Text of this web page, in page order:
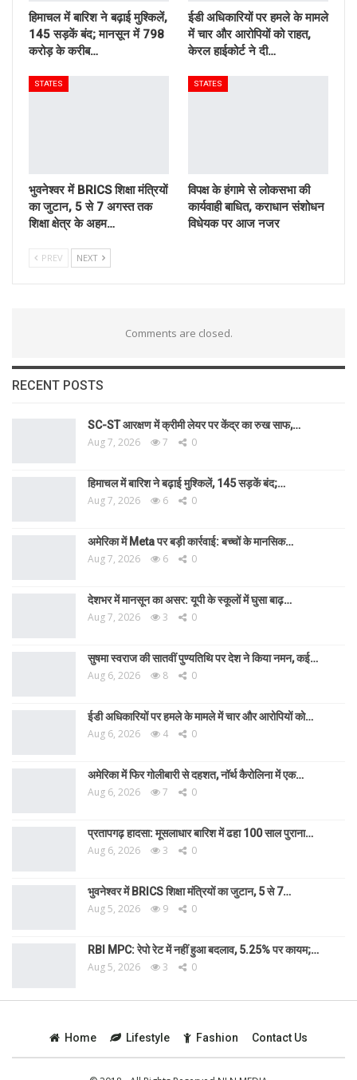
हिमाचल में बारिश ने बढ़ाई मुश्किलें,
145 सड़कें बंद; मानसून में 798
करोड़ के करीब…
ईडी अधिकारियों पर हमले के मामले
में चार और आरोपियों को राहत,
केरल हाईकोर्ट ने दी…
STATES
भुवनेश्वर में BRICS शिक्षा मंत्रियों
का जुटान, 5 से 7 अगस्त तक
शिक्षा क्षेत्र के अहम…
STATES
विपक्ष के हंगामे से लोकसभा की
कार्यवाही बाधित, कराधान संशोधन
विधेयक पर आज नजर
PREV NEXT
Comments are closed.
RECENT POSTS
SC-ST आरक्षण में क्रीमी लेयर पर केंद्र का रुख साफ,…
Aug 7, 2026 7 0
हिमाचल में बारिश ने बढ़ाई मुश्किलें, 145 सड़कें बंद;…
Aug 7, 2026 6 0
अमेरिका में Meta पर बड़ी कार्रवाई: बच्चों के मानसिक…
Aug 7, 2026 6 0
देशभर में मानसून का असर: यूपी के स्कूलों में घुसा बाढ़…
Aug 7, 2026 3 0
सुषमा स्वराज की सातवीं पुण्यतिथि पर देश ने किया नमन, कई…
Aug 6, 2026 8 0
ईडी अधिकारियों पर हमले के मामले में चार और आरोपियों को…
Aug 6, 2026 4 0
अमेरिका में फिर गोलीबारी से दहशत, नॉर्थ कैरोलिना में एक…
Aug 6, 2026 7 0
प्रतापगढ़ हादसा: मूसलाधार बारिश में ढहा 100 साल पुराना…
Aug 6, 2026 3 0
भुवनेश्वर में BRICS शिक्षा मंत्रियों का जुटान, 5 से 7…
Aug 5, 2026 9 0
RBI MPC: रेपो रेट में नहीं हुआ बदलाव, 5.25% पर कायम;…
Aug 5, 2026 3 0
Home Lifestyle Fashion Contact Us